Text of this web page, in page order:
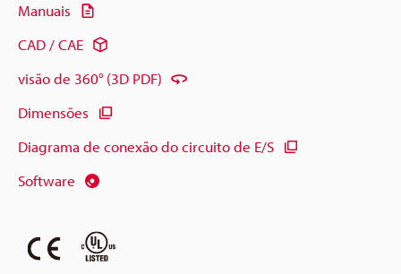
Manuais
CAD / CAE
visão de 360° (3D PDF)
Dimensões
Diagrama de conexão do circuito de E/S
Software